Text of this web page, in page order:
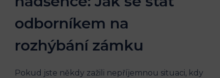
odborníkem na
rozhýbání zámku
Pokud jste někdy zažili nepříjemnou situaci, kdy